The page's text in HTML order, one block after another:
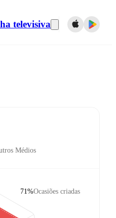
televisiva
Médios
Ocasiões criadas
71%